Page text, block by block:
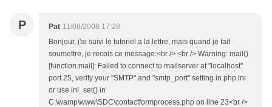
P Pat 11/08/2008 17:28
Bonjour, j'ai suivi le tutoriel a la lettre, mais quand je fait
soumettre, je recois ce message:<br /> <br /> Warning: mail()
[function.mail]: Failed to connect to mailserver at "localhost"
port 25, verify your "SMTP" and "smtp_port" setting in php.ini
or use ini_set() in
C:\wamp\www\SDC\contactformprocess.php on line 23<br />